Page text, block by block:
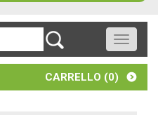
Toggle
CARRELLO (0)